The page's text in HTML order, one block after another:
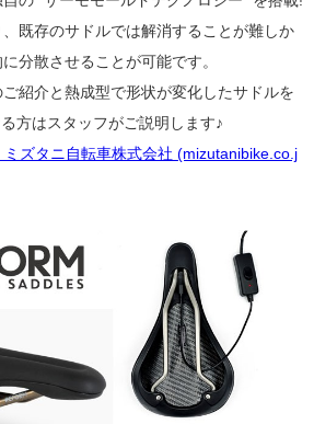
既存のサドルでは解消することが難しか
分散させることが可能です。
紹介と熱成型で形状が変化したサドルを
方はスタッフがご説明します♪
ズタニ自転車株式会社 (mizutanibike.co.j